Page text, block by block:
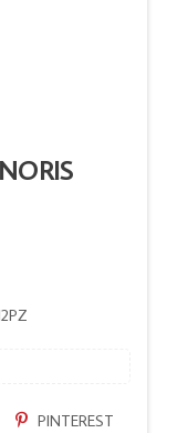
PINTEREST